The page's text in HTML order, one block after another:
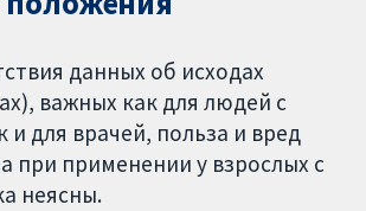
данных об исходах
важных как для людей с
для врачей, польза и вред
при применении у взрослых с
неясны.